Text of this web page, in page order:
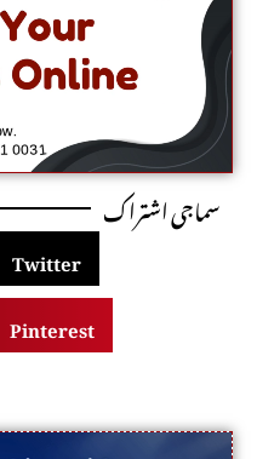
سماجی اشتراک
Twitter
Pinterest